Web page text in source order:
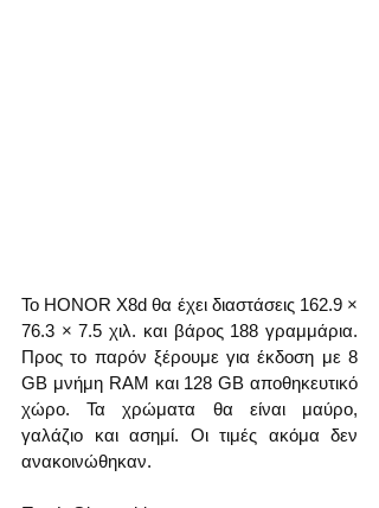
Το HONOR X8d θα έχει διαστάσεις 162.9 ×
76.3 × 7.5 χιλ. και βάρος 188 γραμμάρια.
Προς το παρόν ξέρουμε για έκδοση με 8
GB μνήμη RAM και 128 GB αποθηκευτικό
χώρο. Τα χρώματα θα είναι μαύρο,
γαλάζιο και ασημί. Οι τιμές ακόμα δεν
ανακοινώθηκαν.